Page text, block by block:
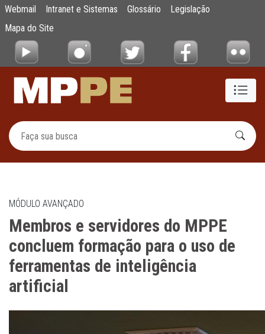
Pular para o Conteúdo principal
Membros e servidores do MPPE
Webmail Intranet e Sistemas Glossário
Legislação
Mapa do Site
MÓDULO AVANÇADO
Membros e servidores do MPPE
concluem formação para o uso de
ferramentas de inteligência
artificial